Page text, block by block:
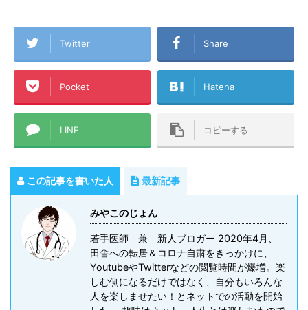
Twitter Share
Pocket Hatena
LINE コピーする
この記事を書いた人 最新記事
みやこのじょん
若手医師 兼 新人ブロガー 2020年4月、
田舎への転居＆コロナ自粛をきっかけに、
YoutubeやTwitterなどの閲覧時間が爆増。楽
しむ側になるだけではなく、自分もいろんな
人を楽しませたい！とネットでの活動を開始